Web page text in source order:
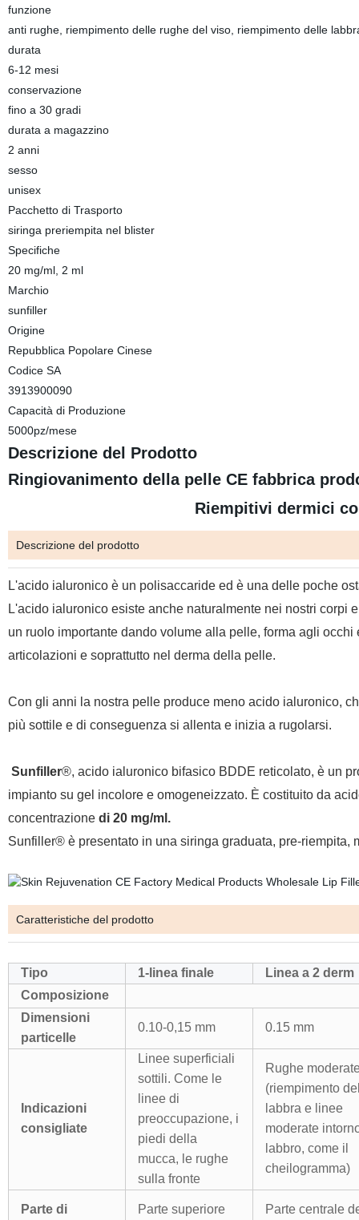
funzione
anti rughe, riempimento delle rughe del viso, riempimento delle
durata
6-12 mesi
conservazione
fino a 30 gradi
durata a magazzino
2 anni
sesso
unisex
Pacchetto di Trasporto
siringa preriempita nel blister
Specifiche
20 mg/ml, 2 ml
Marchio
sunfiller
Origine
Repubblica Popolare Cinese
Codice SA
3913900090
Capacità di Produzione
5000pz/mese
Descrizione del Prodotto
Ringiovanimento della pelle CE fabbrica
Riempitivi dermici
Descrizione del prodotto
L'acido ialuronico è un polisaccaride ed è una delle poche
L'acido ialuronico esiste anche naturalmente nei nostri corpi
un ruolo importante dando volume alla pelle, forma agli
articolazioni e soprattutto nel derma della pelle.
Con gli anni la nostra pelle produce meno acido ialuronico,
più sottile e di conseguenza si allenta e inizia a rugolarsi.
Sunfiller®, acido ialuronico bifasico BDDE reticolato, è un
impianto su gel incolore e omogeneizzato. È costituito da
concentrazionedi 20 mg/ml.
Sunfiller® è presentato in una siringa graduata, pre-
Caratteristiche del prodotto
Tipo 1-linea finale
Linea a 2
Composizione
Dimensioni
particelle
0.10-0,15 mm 0.15 mm
Indicazioni
consigliate
Linee superficiali
sottili. Come le
linee di
preoccupazione, i
piedi della
mucca, le rughe
sulla fronte
Rughe
(riempimento
labbra e linee
moderate
labbro, come il
cheilogramma)
Parte di Parte superiore Parte centrale